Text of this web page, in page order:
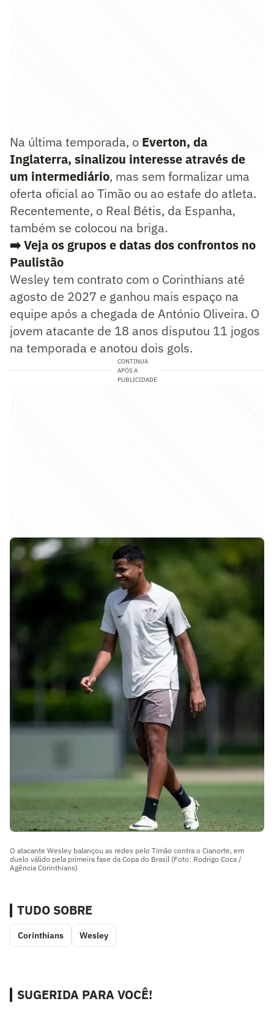
Na última temporada, o Everton, da
Inglaterra, sinalizou interesse através de
um intermediário, mas sem formalizar uma
oferta oficial ao Timão ou ao estafe do atleta.
Recentemente, o Real Bétis, da Espanha,
também se colocou na briga.
➡️ Veja os grupos e datas dos confrontos no
Paulistão
Wesley tem contrato com o Corinthians até
agosto de 2027 e ganhou mais espaço na
equipe após a chegada de António Oliveira. O
jovem atacante de 18 anos disputou 11 jogos
na temporada e anotou dois gols.
CONTINUA
APÓS A
PUBLICIDADE
O atacante Wesley balançou as redes pelo Timão contra o Cianorte, em
duelo válido pela primeira fase da Copa do Brasil (Foto: Rodrigo Coca /
Agência Corinthians)
TUDO SOBRE
Corinthians Wesley
SUGERIDA PARA VOCÊ!